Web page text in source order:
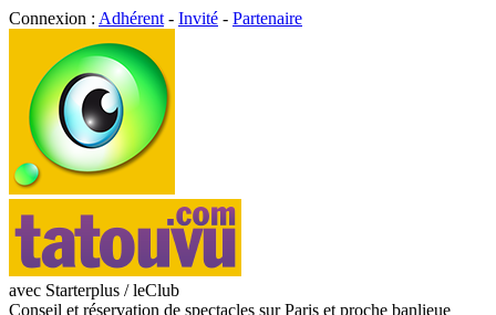
Connexion : Adhérent - Invité - Partenaire
avec Starterplus / leClub
Conseil et réservation de spectacles sur Paris et proche banlieue